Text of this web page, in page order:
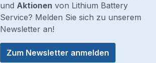
und Aktionen von Lithium Battery
Service? Melden Sie sich zu unserem
Newsletter an!
Zum Newsletter anmelden